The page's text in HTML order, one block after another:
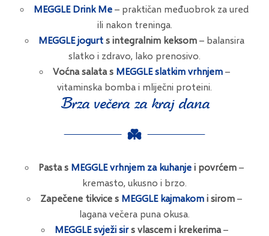
MEGGLE Drink Me – praktičan međuobrok za ured
ili nakon treninga.
MEGGLE jogurts integralnim keksom– balansira
slatko i zdravo, lako prenosivo.
Voćna salata s MEGGLE slatkim vrhnjem–
vitaminska bomba i mliječni proteini.
Brza večera za kraj dana
Pasta s MEGGLE vrhnjem za kuhanje i povrćem –
kremasto, ukusno i brzo.
Zapečene tikvice s MEGGLE kajmakom i sirom –
lagana večera puna okusa.
MEGGLE svježi sirs vlascem i krekerima–